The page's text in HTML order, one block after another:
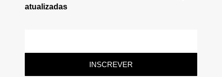
atualizadas
INSCREVER